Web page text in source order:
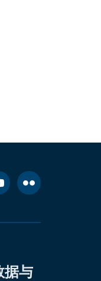
据与